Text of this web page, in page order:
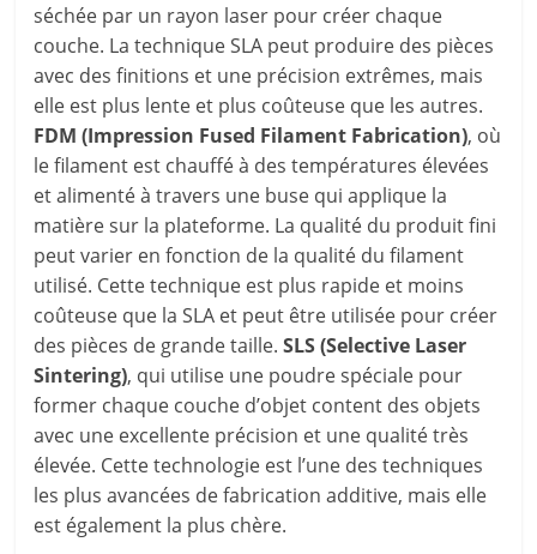
séchée par un rayon laser pour créer chaque
couche. La technique SLA peut produire des pièces
avec des finitions et une précision extrêmes, mais
elle est plus lente et plus coûteuse que les autres.
FDM (Impression Fused Filament Fabrication), où
le filament est chauffé à des températures élevées
et alimenté à travers une buse qui applique la
matière sur la plateforme. La qualité du produit fini
peut varier en fonction de la qualité du filament
utilisé. Cette technique est plus rapide et moins
coûteuse que la SLA et peut être utilisée pour créer
des pièces de grande taille.SLS (Selective Laser
Sintering), qui utilise une poudre spéciale pour
former chaque couche d’objet content des objets
avec une excellente précision et une qualité très
élevée. Cette technologie est l’une des techniques
les plus avancées de fabrication additive, mais elle
est également la plus chère.